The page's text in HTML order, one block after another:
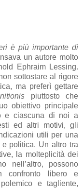
è più importante di
un autore molto
Ephraim Lessing.
sottostare al rigore
ma preferì gettare
piuttosto che
obiettivo principale
e ciascuna di noi a
ed altri motivi, gli
utili per una
politica. Un altro tra
la molteplicità dei
nell’altro, possono
confronto libero e
e tagliente,